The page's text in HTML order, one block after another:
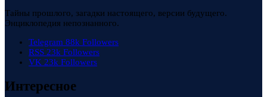
Тайны прошлого, загадки настоящего, версии будущего.
Энциклопедия непознанного.
Telegram 88k Followers
RSS 23k Followers
VK 23k Followers
Интересное